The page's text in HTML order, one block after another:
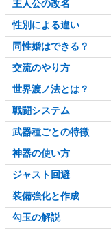
主人公の改名
性別による違い
同性婚はできる？
交流のやり方
世界渡ノ法とは？
戦闘システム
武器種ごとの特徴
神器の使い方
ジャスト回避
装備強化と作成
勾玉の解説